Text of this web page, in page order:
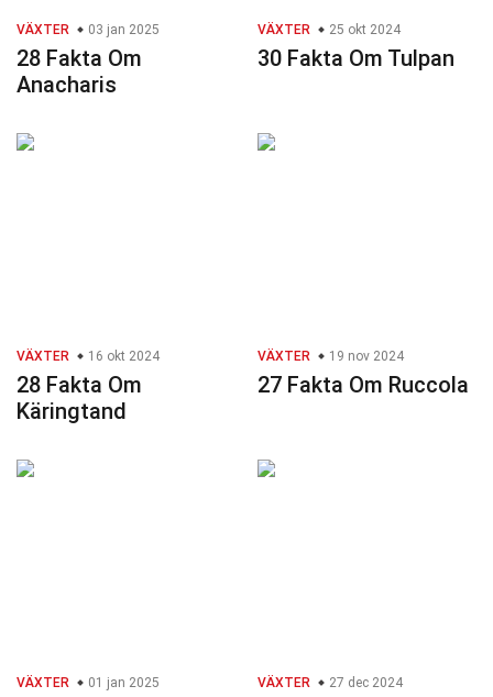
VÄXTER 03 jan 2025
28 Fakta Om
Anacharis
VÄXTER 25 okt 2024
30 Fakta Om Tulpan
VÄXTER 16 okt 2024
28 Fakta Om
Käringtand
VÄXTER 19 nov 2024
27 Fakta Om Ruccola
VÄXTER 01 jan 2025 VÄXTER 27 dec 2024